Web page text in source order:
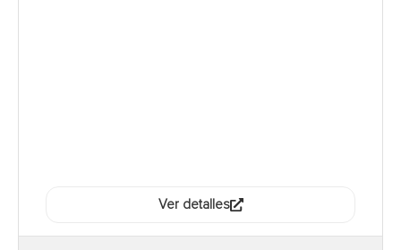
Ver detalles